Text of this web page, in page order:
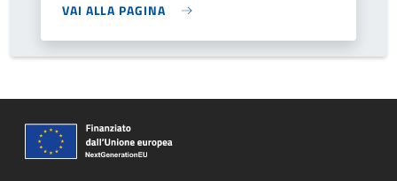
VAI ALLA PAGINA